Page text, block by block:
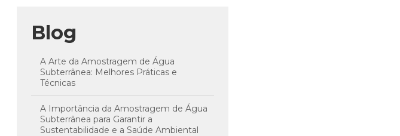
Blog
A Arte da Amostragem de Água
Subterrânea: Melhores Práticas e
Técnicas
A Importância da Amostragem de Água
Subterrânea para Garantir a
Sustentabilidade e a Saúde Ambiental